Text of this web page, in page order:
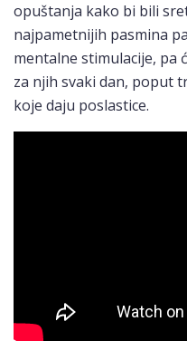
opuštanja kako bi bili
najpametnijih pasmina
mentalne stimulacije,
za njih svaki dan, poput
koje daju poslastice.